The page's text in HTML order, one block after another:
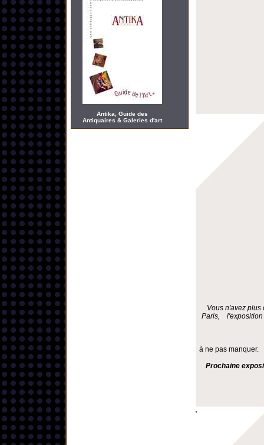
Antika, Guide des
Antiquaires & Galeries d'art
Vous n'avez plus
Paris, l'exposition
à ne pas manquer.
Prochaine